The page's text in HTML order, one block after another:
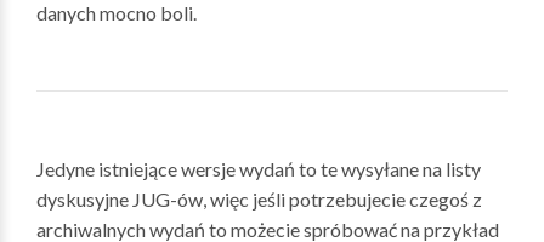
danych mocno boli.
Jedyne istniejące wersje wydań to te wysyłane na listy
dyskusyjne JUG-ów, więc jeśli potrzebujecie czegoś z
archiwalnych wydań to możecie spróbować na przykład